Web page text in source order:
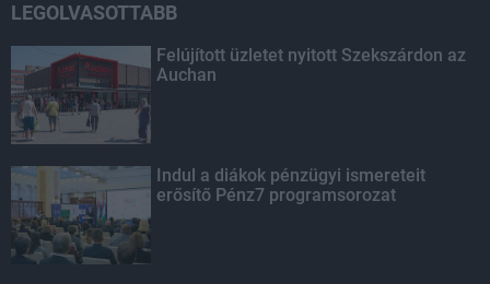
LEGOLVASOTTABB
Felújított üzletet nyitott Szekszárdon az
Auchan
Indul a diákok pénzügyi ismereteit
erősítő Pénz7 programsorozat